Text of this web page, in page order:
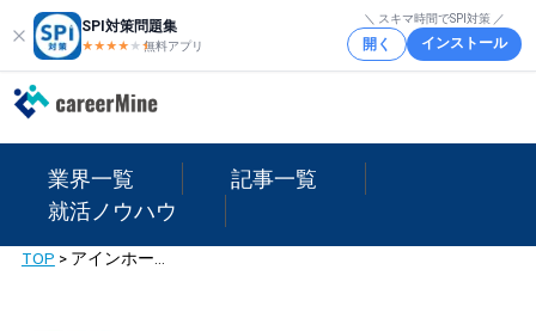
SPI対策問題集
★★★★ ★★
無料アプリ
＼ スキマ時間でSPI対策 ／
開く インストール
業界一覧
記事一覧
就活ノウハウ
TOP >